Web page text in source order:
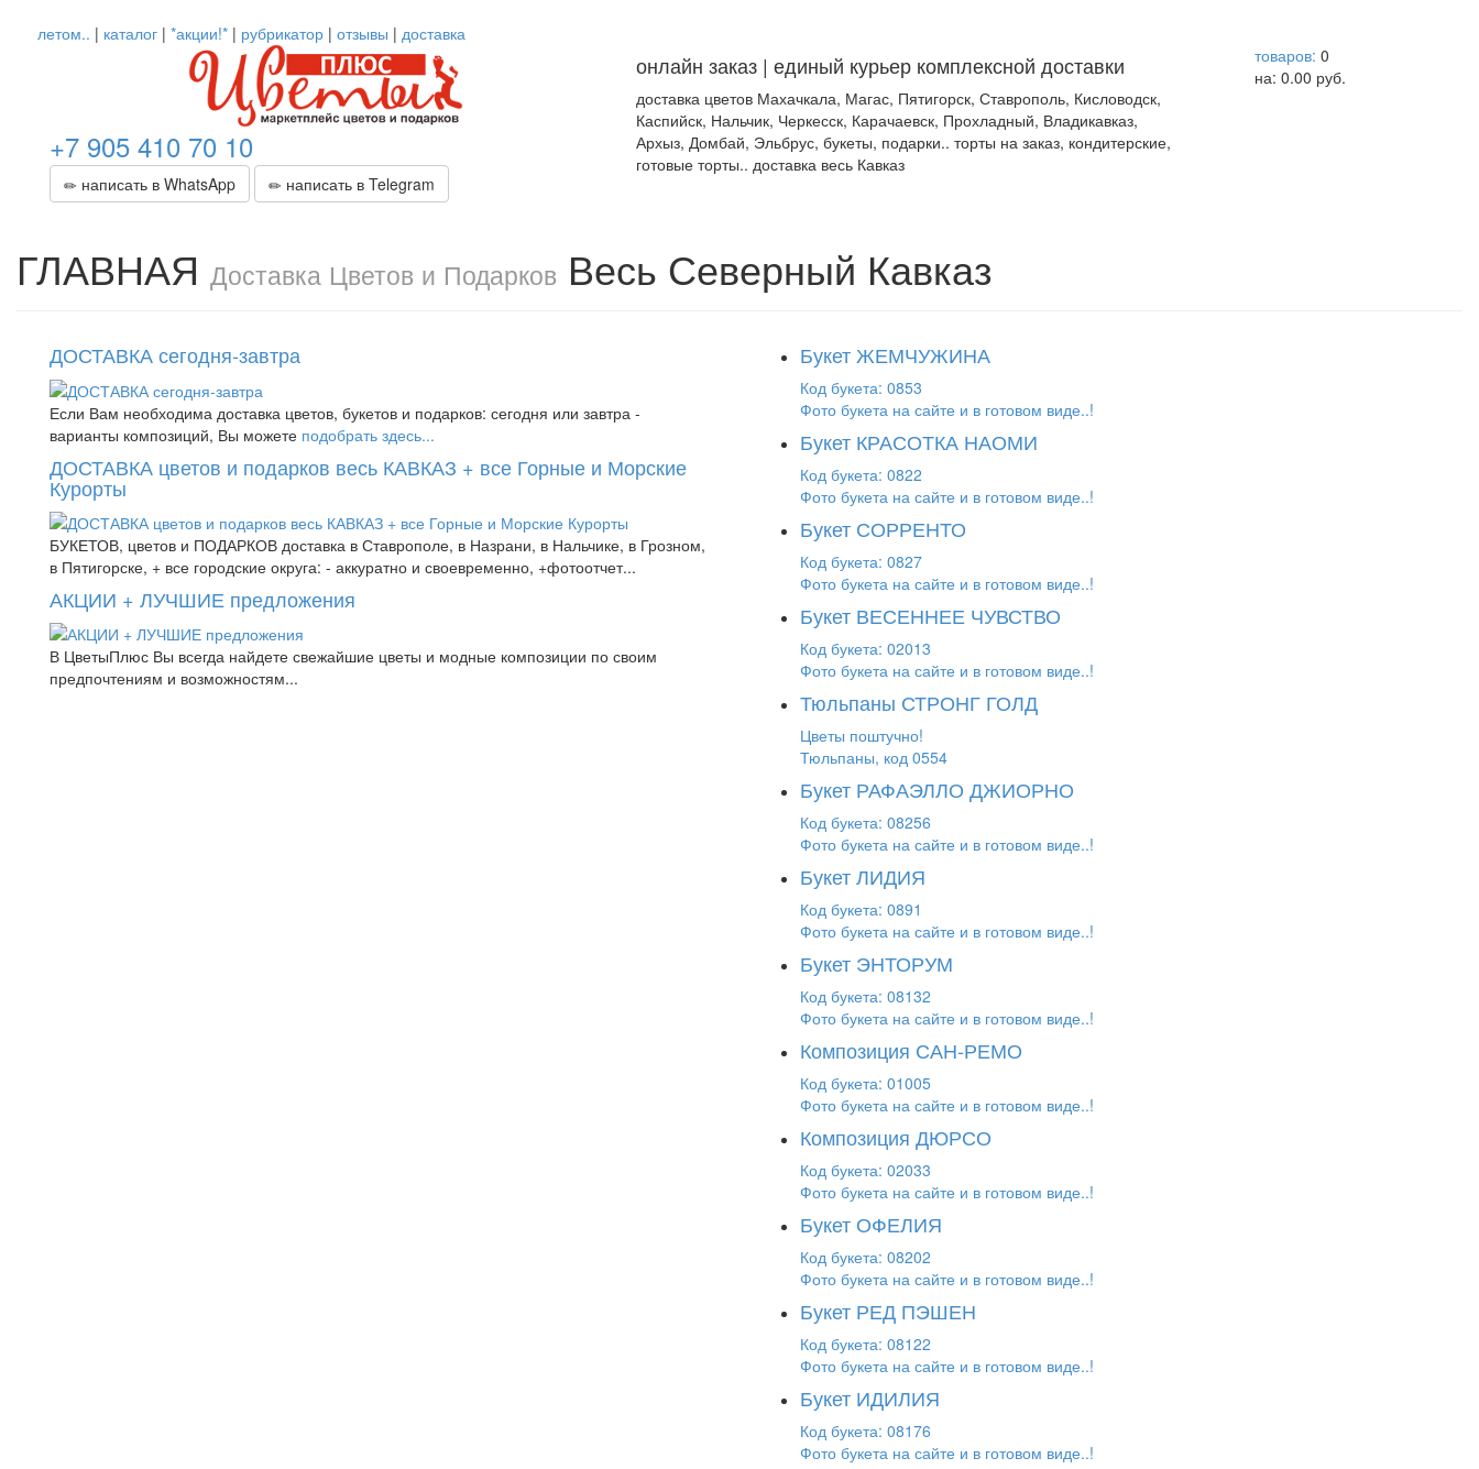
летом.. | каталог | *акции!* | рубрикатор | отзывы | доставка
+7 905 410 70 10
написать в WhatsApp написать в Telegram
онлайн заказ | единый курьер комплексной доставки
доставка цветов Махачкала, Магас, Пятигорск, Ставрополь, Кисловодск,
Каспийск, Нальчик, Черкесск, Карачаевск, Прохладный, Владикавказ,
Архыз, Домбай, Эльбрус, букеты, подарки.. торты на заказ, кондитерские,
готовые торты.. доставка весь Кавказ
товаров: 0
на: 0.00 руб.
ГЛАВНАЯ Доставка Цветов и Подарков Весь Северный Кавказ
ДОСТАВКА сегодня-завтра
Если Вам необходима доставка цветов, букетов и подарков: сегодня или завтра -
варианты композиций, Вы можете подобрать здесь...
ДОСТАВКА цветов и подарков весь КАВКАЗ + все Горные и Морские
Курорты
БУКЕТОВ, цветов и ПОДАРКОВ доставка в Ставрополе, в Назрани, в Нальчике, в Грозном,
в Пятигорске, + все городские округа: - аккуратно и своевременно, +фотоотчет...
АКЦИИ + ЛУЧШИЕ предложения
В ЦветыПлюс Вы всегда найдете свежайшие цветы и модные композиции по своим
предпочтениям и возможностям...
Букет ЖЕМЧУЖИНА
Код букета: 0853
Фото букета на сайте и в готовом виде..!
Букет КРАСОТКА НАОМИ
Код букета: 0822
Фото букета на сайте и в готовом виде..!
Букет СОРРЕНТО
Код букета: 0827
Фото букета на сайте и в готовом виде..!
Букет ВЕСЕННЕЕ ЧУВСТВО
Код букета: 02013
Фото букета на сайте и в готовом виде..!
Тюльпаны СТРОНГ ГОЛД
Цветы поштучно!
Тюльпаны, код 0554
Букет РАФАЭЛЛО ДЖИОРНО
Код букета: 08256
Фото букета на сайте и в готовом виде..!
Букет ЛИДИЯ
Код букета: 0891
Фото букета на сайте и в готовом виде..!
Букет ЭНТОРУМ
Код букета: 08132
Фото букета на сайте и в готовом виде..!
Композиция САН-РЕМО
Код букета: 01005
Фото букета на сайте и в готовом виде..!
Композиция ДЮРСО
Код букета: 02033
Фото букета на сайте и в готовом виде..!
Букет ОФЕЛИЯ
Код букета: 08202
Фото букета на сайте и в готовом виде..!
Букет РЕД ПЭШЕН
Код букета: 08122
Фото букета на сайте и в готовом виде..!
Букет ИДИЛИЯ
Код букета: 08176
Фото букета на сайте и в готовом виде..!